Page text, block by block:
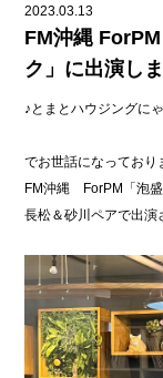
2023.03.13
FM沖縄
ク」に出演し
♪とまとハウジングに
でお世話になっており
FM沖縄 ForPM「泡
長松＆砂川ペアで出演